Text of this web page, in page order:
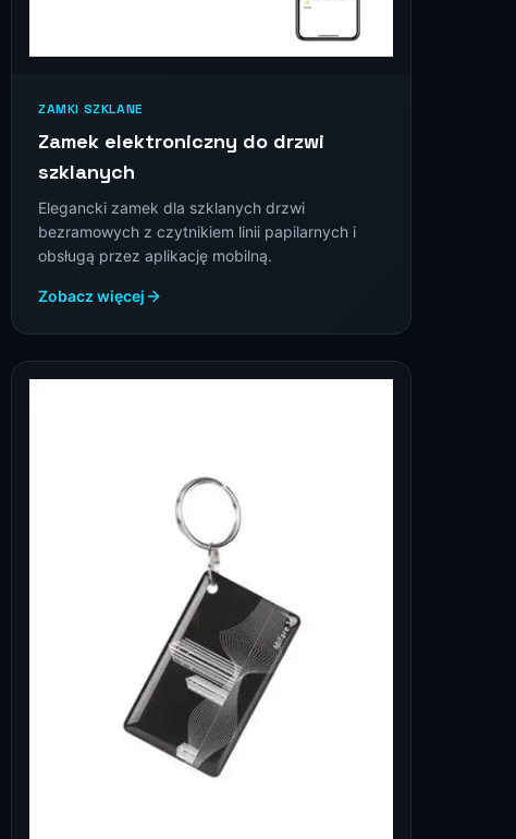
ZAMKI SZKLANE
Zamek elektroniczny do drzwi
szklanych
Elegancki zamek dla szklanych drzwi
bezramowych z czytnikiem linii papilarnych i
obsługą przez aplikację mobilną.
Zobacz więcej